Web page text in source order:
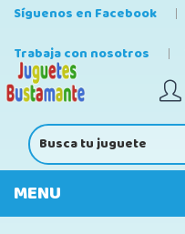
Síguenos en Facebook
Trabaja con nosotros